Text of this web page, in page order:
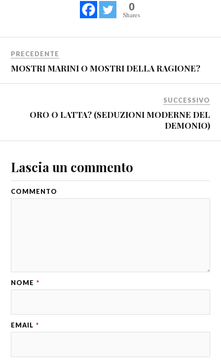
0
Shares
PRECEDENTE
MOSTRI MARINI O MOSTRI DELLA RAGIONE?
SUCCESSIVO
ORO O LATTA? (SEDUZIONI MODERNE DEL
DEMONIO)
Lascia un commento
COMMENTO
NOME *
EMAIL *